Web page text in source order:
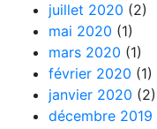
juillet 2020 (2)
mai 2020 (1)
mars 2020 (1)
février 2020 (1)
janvier 2020 (2)
décembre 2019